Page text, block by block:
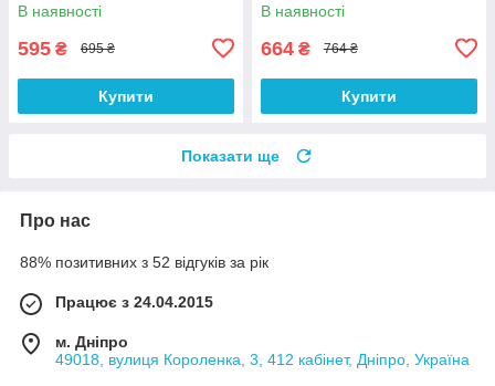
В наявності
595 ₴ 695 ₴
Купити
В наявності
664 ₴ 764 ₴
Купити
Показати ще
Про нас
88% позитивних з 52 відгуків за рік
Працює з 24.04.2015
м. Дніпро
49018, вулиця Короленка, 3, 412 кабінет, Дніпро, Україна